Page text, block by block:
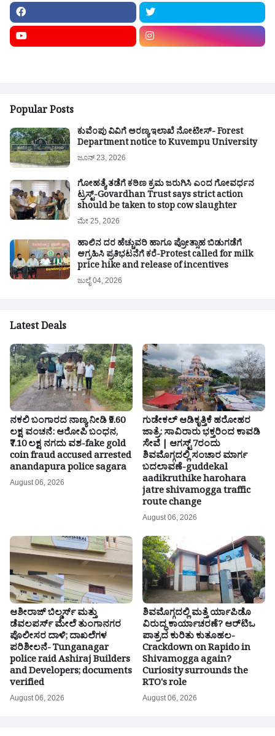
Popular Posts
ಕುವೆಂಪು ವಿವಿಗೆ ಅರಣ್ಯ ಇಲಾಖೆ ನೋಟೀಸ್- Forest
Department notice to Kuvempu University
ಜೂನ್ 23, 2026
ಗೋಹತ್ಯೆ ತಡೆಗೆ ಕಠಿಣ ಕ್ರಮ ಜರುಗಿಸಿ ಎಂದ ಗೋವರ್ಧನ
ಟ್ರಸ್ಟ್-Govardhan Trust says strict action
should be taken to stop cow slaughter
ಮೇ 25, 2026
ಹಾಲಿನ ದರ ಹೆಚ್ಚುವರಿ ಹಾಗೂ ಪ್ರೋತ್ಸಾಹ ಬಿಡುಗಡೆಗೆ
ಆಗ್ರಹಿಸಿ ಪ್ರತಿಭಟನೆಗೆ ಕರೆ-Protest called for milk
price hike and release of incentives
ಜುಲೈ 04, 2026
Latest Deals
ನಕಲಿ ಬಂಗಾರದ ನಾಣ್ಯ ನೀಡಿ ₹9.60
ಲಕ್ಷ ವಂಚನೆ: ಆರೋಪಿ ಬಂಧನ,
₹7.10 ಲಕ್ಷ ನಗದು ವಶ-fake gold
coin fraud accused arrested
anandapura police sagara
August 06, 2026
ಗುಡೇಕಲ್ ಆಡಿಕೃತ್ತಿಕೆ ಹರೋಹರ
ಜಾತ್ರೆ: ಸಾವಿರಾರು ಭಕ್ತರಿಂದ ಕಾವಡಿ
ಸೇವೆ | ಆಗಸ್ಟ್ 7ರಂದು
ಶಿವಮೊಗ್ಗದಲ್ಲಿ ಸಂಚಾರ ಮಾರ್ಗ
ಬದಲಾವಣೆ-guddekal
aadikruthike harohara
jatre shivamogga traffic
route change
August 06, 2026
ಆಶೀರಾಜ್ ಬಿಲ್ಡರ್ಸ್ ಮತ್ತು
ಡೆವಲಪರ್ಸ್ ಮೇಲೆ ತುಂಗಾನಗರ
ಪೊಲೀಸರ ದಾಳಿ; ದಾಖಲೆಗಳ
ಪರಿಶೀಲನೆ- Tunganagar
police raid Ashiraj Builders
and Developers; documents
verified
August 06, 2026
ಶಿವಮೊಗ್ಗದಲ್ಲಿ ಮತ್ತೆ ರ್ಯಾಪಿಡೊ
ವಿರುದ್ಧ ಕಾರ್ಯಾಚರಣೆ? ಆರ್‌ಟಿಒ
ಪಾತ್ರದ ಕುರಿತು ಕುತೂಹಲ-
Crackdown on Rapido in
Shivamogga again?
Curiosity surrounds the
RTO's role
August 06, 2026